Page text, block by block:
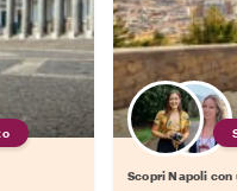
Scopri Napoli con